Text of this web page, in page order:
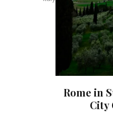
Rome in
City